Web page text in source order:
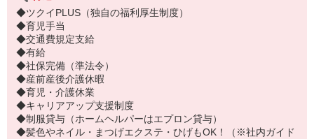
◆ツクイPLUS（独自の福利厚生制度）
◆育児手当
◆交通費規定支給
◆有給
◆社保完備（準法令）
◆産前産後介護休暇
◆育児・介護休業
◆キャリアアップ支援制度
◆制服貸与（ホームヘルパーはエプロン貸与）
◆髪色やネイル・まつげエクステ・ひげもOK！（※社内ガイド